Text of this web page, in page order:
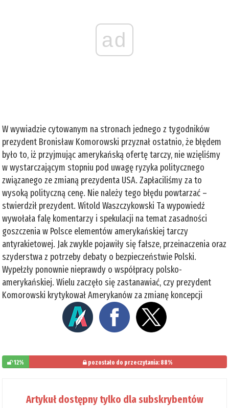
ad
W wywiadzie cytowanym na stronach jednego z tygodników
prezydent Bronisław Komorowski przyznał ostatnio, że błędem
było to, iż przyjmując amerykańską ofertę tarczy, nie wzięliśmy
w wystarczającym stopniu pod uwagę ryzyka politycznego
związanego ze zmianą prezydenta USA. Zapłaciliśmy za to
wysoką polityczną cenę. Nie należy tego błędu powtarzać –
stwierdził prezydent. Witold Waszczykowski Ta wypowiedź
wywołała falę komentarzy i spekulacji na temat zasadności
goszczenia w Polsce elementów amerykańskiej tarczy
antyrakietowej. Jak zwykle pojawiły się fałsze, przeinaczenia oraz
szyderstwa z potrzeby debaty o bezpieczeństwie Polski.
Wypełzły ponownie nieprawdy o współpracy polsko-
amerykańskiej. Wielu zaczęło się zastanawiać, czy prezydent
Komorowski krytykował Amerykanów za zmianę koncepcji
12% pozostało do przeczytania: 88%
Artykuł dostępny tylko dla subskrybentów